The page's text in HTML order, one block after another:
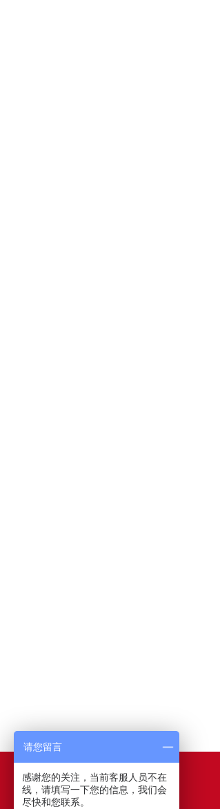
网站导航
请您留言
感谢您的关注，当前客服人员不在
线，请填写一下您的信息，我们会
尽快和您联系。